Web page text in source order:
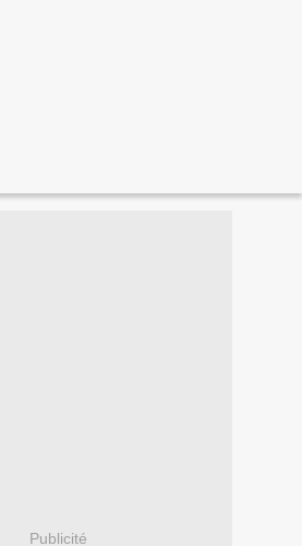
Publicité